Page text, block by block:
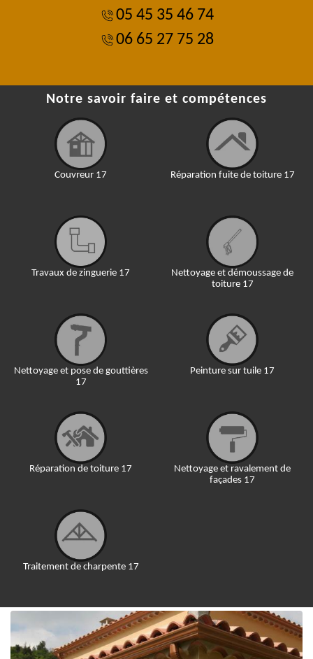
05 45 35 46 74
06 65 27 75 28
Notre savoir faire et compétences
Couvreur 17
Travaux de zinguerie 17
Nettoyage et pose de gouttières
17
Réparation de toiture 17
Traitement de charpente 17
Réparation fuite de toiture 17
Nettoyage et démoussage de
toiture 17
Peinture sur tuile 17
Nettoyage et ravalement de
façades 17